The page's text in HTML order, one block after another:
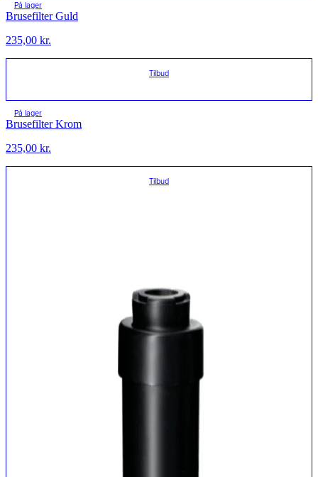
På lager
Brusefilter Guld
235,00 kr.
Tilbud
På lager
Brusefilter Krom
235,00 kr.
Tilbud